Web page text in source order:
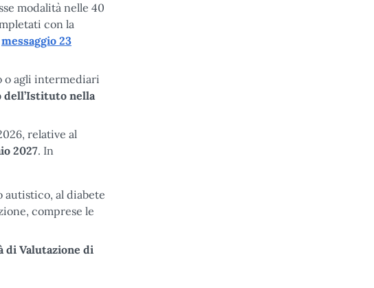
modalità nelle 40
con la
messaggio 23
o agli intermediari
dell’Istituto nella
relative al
2027. In
al diabete
comprese le
di Valutazione di